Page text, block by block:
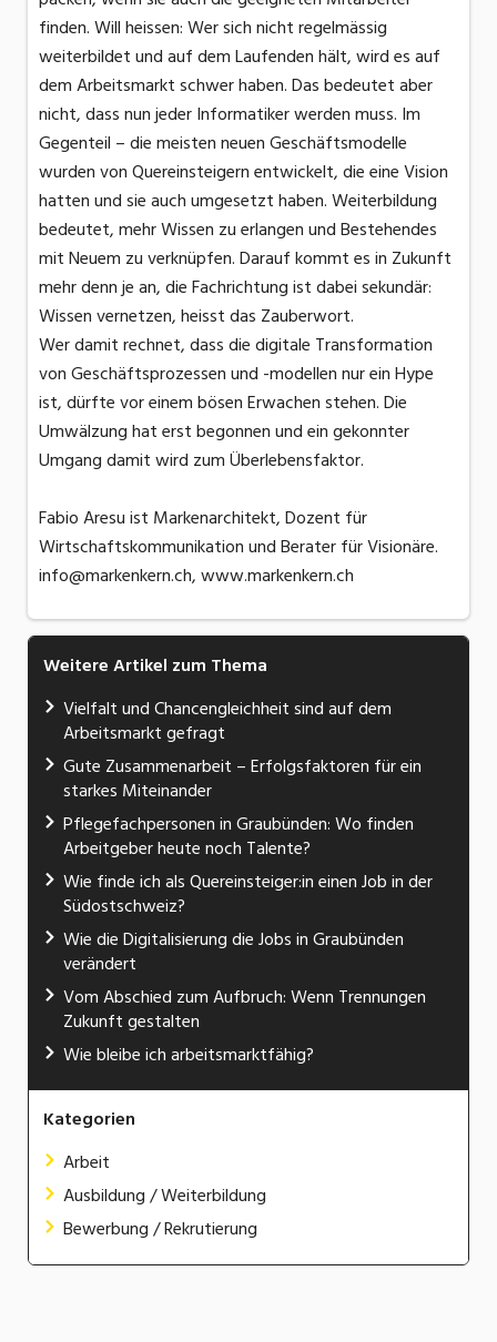
finden. Will heissen: Wer sich nicht regelmässig
weiterbildet und auf dem Laufenden hält, wird es auf
dem Arbeitsmarkt schwer haben. Das bedeutet aber
nicht, dass nun jeder Informatiker werden muss. Im
Gegenteil – die meisten neuen Geschäftsmodelle
wurden von Quereinsteigern entwickelt, die eine Vision
hatten und sie auch umgesetzt haben. Weiterbildung
bedeutet, mehr Wissen zu erlangen und Bestehendes
mit Neuem zu verknüpfen. Darauf kommt es in Zukunft
mehr denn je an, die Fachrichtung ist dabei sekundär:
Wissen vernetzen, heisst das Zauberwort.
Wer damit rechnet, dass die digitale Transformation
von Geschäftsprozessen und -modellen nur ein Hype
ist, dürfte vor einem bösen Erwachen stehen. Die
Umwälzung hat erst begonnen und ein gekonnter
Umgang damit wird zum Überlebensfaktor.
Fabio Aresu ist Markenarchitekt, Dozent für
Wirtschaftskommunikation und Berater für Visionäre.
info@markenkern.ch, www.markenkern.ch
Weitere Artikel zum Thema
Vielfalt und Chancengleichheit sind auf dem
Arbeitsmarkt gefragt
Gute Zusammenarbeit – Erfolgsfaktoren für ein
starkes Miteinander
Pflegefachpersonen in Graubünden: Wo finden
Arbeitgeber heute noch Talente?
Wie finde ich als Quereinsteiger:in einen Job in der
Südostschweiz?
Wie die Digitalisierung die Jobs in Graubünden
verändert
Vom Abschied zum Aufbruch: Wenn Trennungen
Zukunft gestalten
Wie bleibe ich arbeitsmarktfähig?
Kategorien
Arbeit
Ausbildung / Weiterbildung
Bewerbung / Rekrutierung